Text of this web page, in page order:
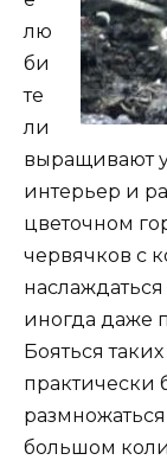
лю
би
те
ли
выращивают
интерьер и
цветочном
червячков с
иногда даже
Бояться
практически
большом